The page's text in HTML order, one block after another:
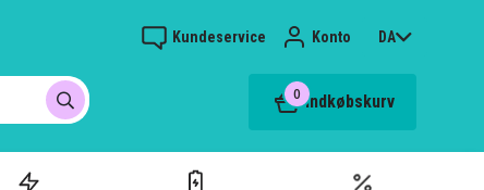
Kundeservice Konto DA
0 Indkøbskurv